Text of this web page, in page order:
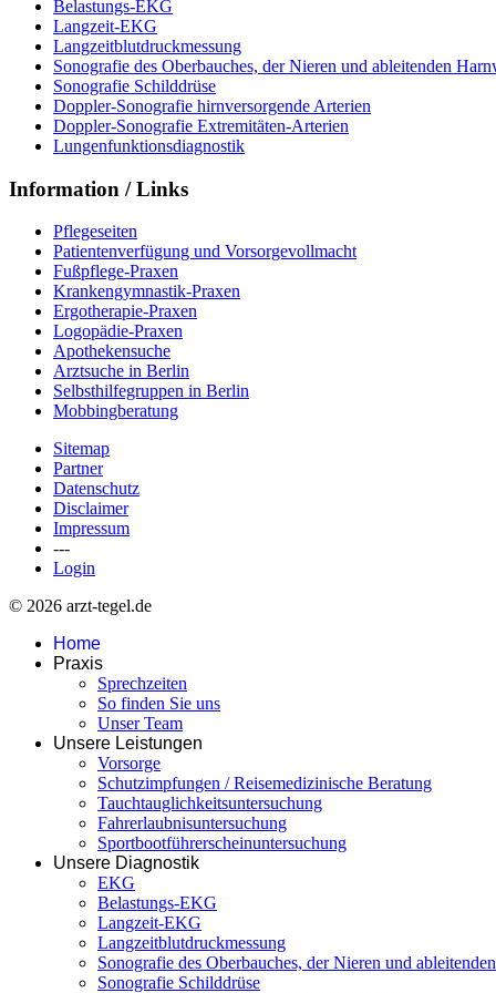
Belastungs-EKG
Langzeit-EKG
Langzeitblutdruckmessung
Sonografie des Oberbauches, der Nieren und ableitenden
Sonografie Schilddrüse
Doppler-Sonografie hirnversorgende Arterien
Doppler-Sonografie Extremitäten-Arterien
Lungenfunktionsdiagnostik
Information / Links
Pflegeseiten
Patientenverfügung und Vorsorgevollmacht
Fußpflege-Praxen
Krankengymnastik-Praxen
Ergotherapie-Praxen
Logopädie-Praxen
Apothekensuche
Arztsuche in Berlin
Selbsthilfegruppen in Berlin
Mobbingberatung
Sitemap
Partner
Datenschutz
Disclaimer
Impressum
---
Login
© 2026 arzt-tegel.de
Home
Praxis
Sprechzeiten
So finden Sie uns
Unser Team
Unsere Leistungen
Vorsorge
Schutzimpfungen / Reisemedizinische Beratung
Tauchtauglichkeitsuntersuchung
Fahrerlaubnisuntersuchung
Sportbootführerscheinuntersuchung
Unsere Diagnostik
EKG
Belastungs-EKG
Langzeit-EKG
Langzeitblutdruckmessung
Sonografie des Oberbauches, der Nieren und
Sonografie Schilddrüse